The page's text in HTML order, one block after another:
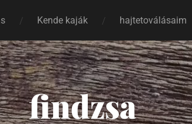
Kende kaják hajtetoválásaim
findzsa